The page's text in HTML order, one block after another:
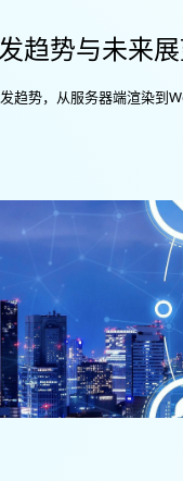
趋势与未来
趋势，从服务器端渲染到